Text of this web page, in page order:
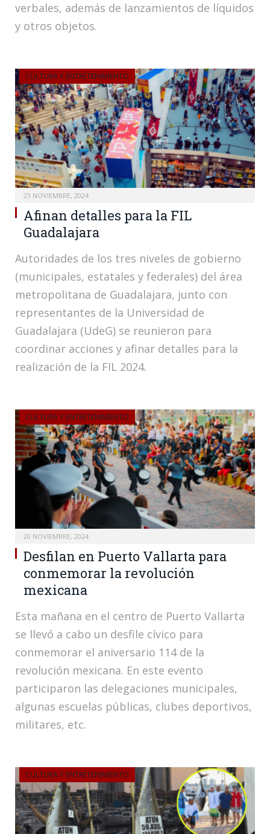
verbales, además de lanzamientos de líquidos
y otros objetos.
CULTURA Y ENTRETENIMIENTO
23 NOVIEMBRE, 2024
Afinan detalles para la FIL
Guadalajara
Autoridades de los tres niveles de gobierno
(municipales, estatales y federales) del área
metropolitana de Guadalajara, junto con
representantes de la Universidad de
Guadalajara (UdeG) se reunieron para
coordinar acciones y afinar detalles para la
realización de la FIL 2024.
CULTURA Y ENTRETENIMIENTO
20 NOVIEMBRE, 2024
Desfilan en Puerto Vallarta para
conmemorar la revolución
mexicana
Esta mañana en el centro de Puerto Vallarta
se llevó a cabo un desfile cívico para
conmemorar el aniversario 114 de la
revolución mexicana. En este evento
participaron las delegaciones municipales,
algunas escuelas públicas, clubes deportivos,
militares, etc.
CULTURA Y ENTRETENIMIENTO